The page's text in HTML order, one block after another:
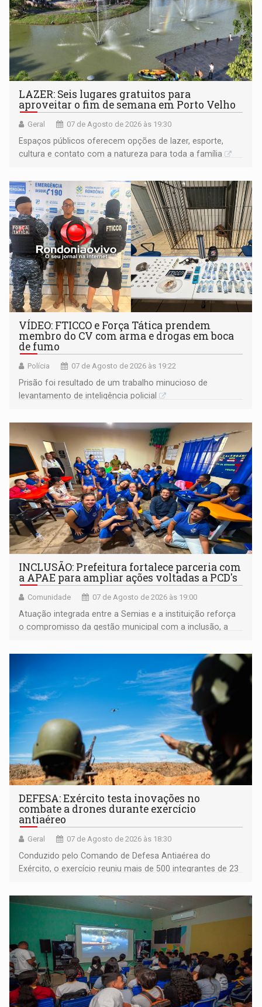
LAZER: Seis lugares gratuitos para
aproveitar o fim de semana em Porto Velho
Geral 07 de Agosto de 2026 às 19:30
Espaços públicos oferecem opções de lazer, esporte,
cultura e contato com a natureza para toda a família
VÍDEO: FTICCO e Força Tática prendem
membro do CV com arma e drogas em boca
de fumo
Polícia 07 de Agosto de 2026 às 19:22
Prisão foi resultado de um trabalho minucioso de
levantamento de inteligência policial
INCLUSÃO: Prefeitura fortalece parceria com
a APAE para ampliar ações voltadas a PCD's
Comunidade 07 de Agosto de 2026 às 19:00
Atuação integrada entre a Semias e a instituição reforça
o compromisso da gestão municipal com a inclusão, a
DEFESA: Exército testa inovações no
combate a drones durante exercício
antiaéreo
Geral 07 de Agosto de 2026 às 18:30
Conduzido pelo Comando de Defesa Antiaérea do
Exército, o exercício reuniu mais de 500 integrantes de 23